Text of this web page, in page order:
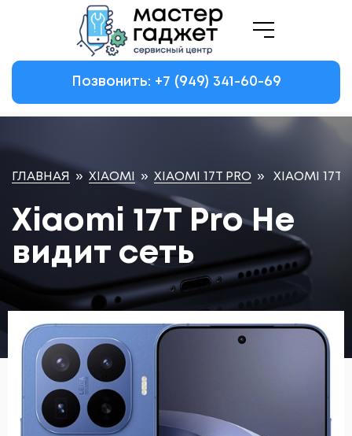
Позвонить: +7 (949) 341-60-69
ГЛАВНАЯ » XIAOMI » XIAOMI 17T PRO » XIAOMI 17T
Xiaomi 17T Pro Не
видит сеть